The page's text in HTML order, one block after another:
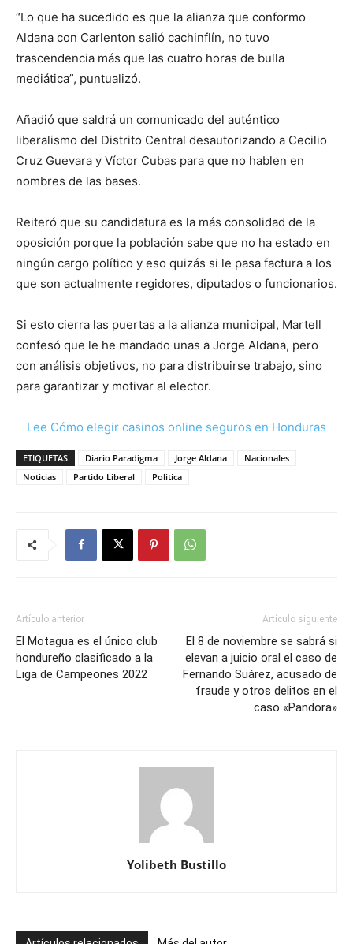
“Lo que ha sucedido es que la alianza que conformo
Aldana con Carlenton salió cachinflín, no tuvo
trascendencia más que las cuatro horas de bulla
mediática”, puntualizó.
Añadió que saldrá un comunicado del auténtico
liberalismo del Distrito Central desautorizando a Cecilio
Cruz Guevara y Víctor Cubas para que no hablen en
nombres de las bases.
Reiteró que su candidatura es la más consolidad de la
oposición porque la población sabe que no ha estado en
ningún cargo político y eso quizás si le pasa factura a los
que son actualmente regidores, diputados o funcionarios.
Si esto cierra las puertas a la alianza municipal, Martell
confesó que le he mandado unas a Jorge Aldana, pero
con análisis objetivos, no para distribuirse trabajo, sino
para garantizar y motivar al elector.
Lee Cómo elegir casinos online seguros en Honduras
ETIQUETAS Diario Paradigma Jorge Aldana
Nacionales
Noticias
Partido Liberal Politica
Artículo anterior
El Motagua es el único club
hondureño clasificado a la
Liga de Campeones 2022
Artículo siguiente
El 8 de noviembre se sabrá si
elevan a juicio oral el caso de
Fernando Suárez, acusado de
fraude y otros delitos en el
caso «Pandora»
Yolibeth Bustillo